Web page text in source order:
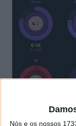
Nós e os nossos